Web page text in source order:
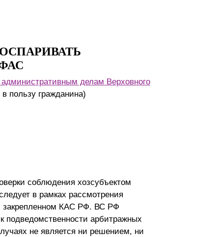
делам Верховного
пользу гражданина)
соблюдения хозсубъектом
в рамках рассмотрения
закрепленном КАС РФ. ВС РФ
подведомственности арбитражных
не является ни решением, ни